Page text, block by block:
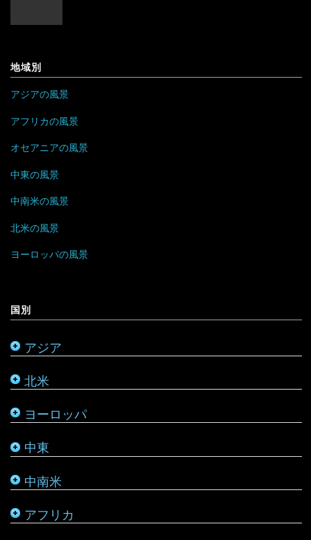
地域別
アジアの風景
アフリカの風景
オセアニアの風景
中東の風景
中南米の風景
北米の風景
ヨーロッパの風景
国別
アジア
ブータン
ベトナム
ボルネオ
マレーシア
モルディブ
北米
カナダ
メキシコ
ヨーロッパ
マルタ
モナコ
モンテネグロ
リトアニア
ルクセンブルク
ロシア
タタールスタン共和国
中東
イエメン
イスラエル
イラン
クウェート
バーレーン
パレスチナ
ヨルダン
レバノン
中南米
トリニダード・トバゴ
ニカラグア
ハイチ
パラグアイ
ブラジル
ベネズエラ
ベリーズ
ペルー
ボリビア
ホンジュラス
アフリカ
ザンビア
ジンバブエ
スーダン
セーシェル
チュニジア
マダガスカル
マラウイ
南アフリカ
モザンビーク
モロッコ
モーリシャス
ルワンダ
オーストラリア
サモア
ソロモン諸島
トンガ
ニュージーランド
バヌアツ
パラオ
仏領ポリネシア
タヒチ